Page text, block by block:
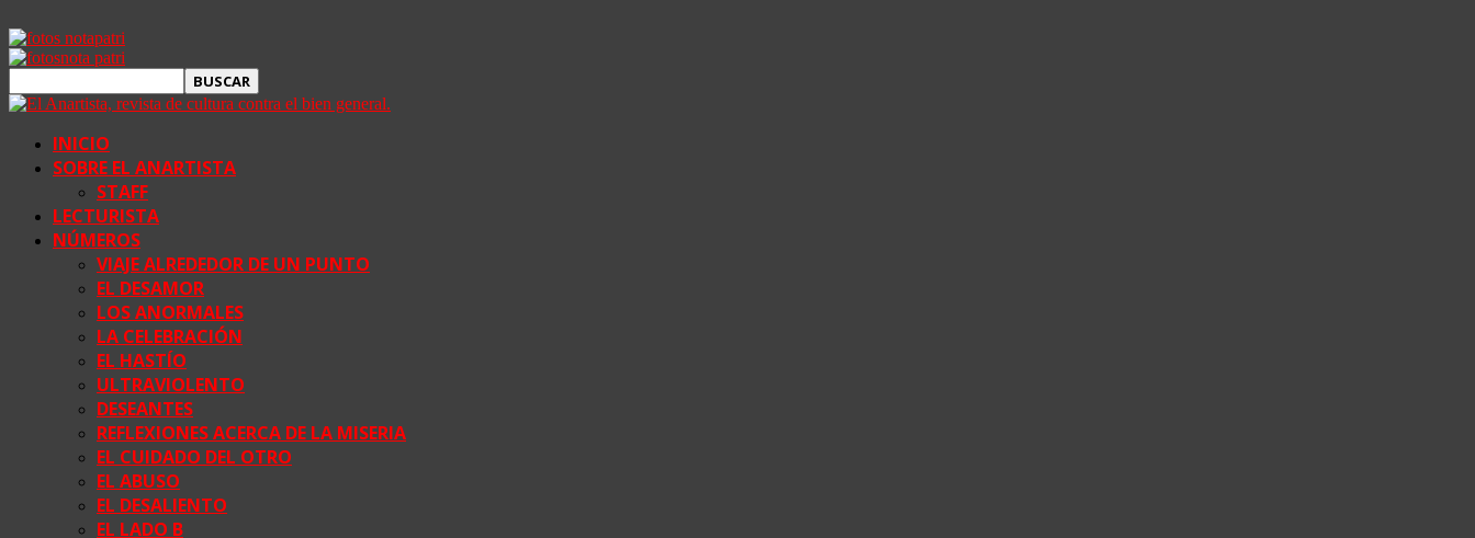
INICIO
SOBRE EL ANARTISTA
STAFF
LECTURISTA
NÚMEROS
VIAJE ALREDEDOR DE UN PUNTO
EL DESAMOR
LOS ANORMALES
LA CELEBRACIÓN
EL HASTÍO
ULTRAVIOLENTO
DESEANTES
REFLEXIONES ACERCA DE LA MISERIA
EL CUIDADO DEL OTRO
EL ABUSO
EL DESALIENTO
EL LADO B